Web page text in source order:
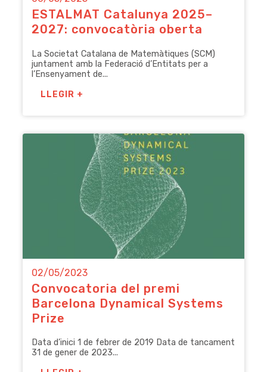
ESTALMAT Catalunya 2025–
2027: convocatòria oberta
La Societat Catalana de Matemàtiques (SCM)
juntament amb la Federació d’Entitats per a
l’Ensenyament de...
LLEGIR +
02/05/2023
Convocatoria del premi
Barcelona Dynamical Systems
Prize
Data d’inici 1 de febrer de 2019 Data de tancament
31 de gener de 2023...